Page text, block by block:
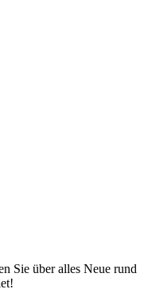
Sie über alles Neue rund